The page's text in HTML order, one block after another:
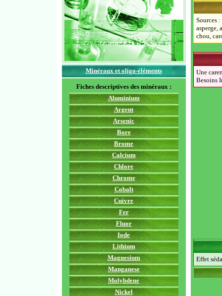
Minéraux et oligo-éléments
Fiches descriptives des minéraux :
Aluminium
Argent
Arsenic
Bore
Brome
Calcium
Chlore
Chrome
Cobalt
Cuivre
Fer
Fluor
Iode
Lithium
Magnesium
Manganese
Molybdene
Nickel
Sources
asperge,
chou,
Une
Besoins
Effet